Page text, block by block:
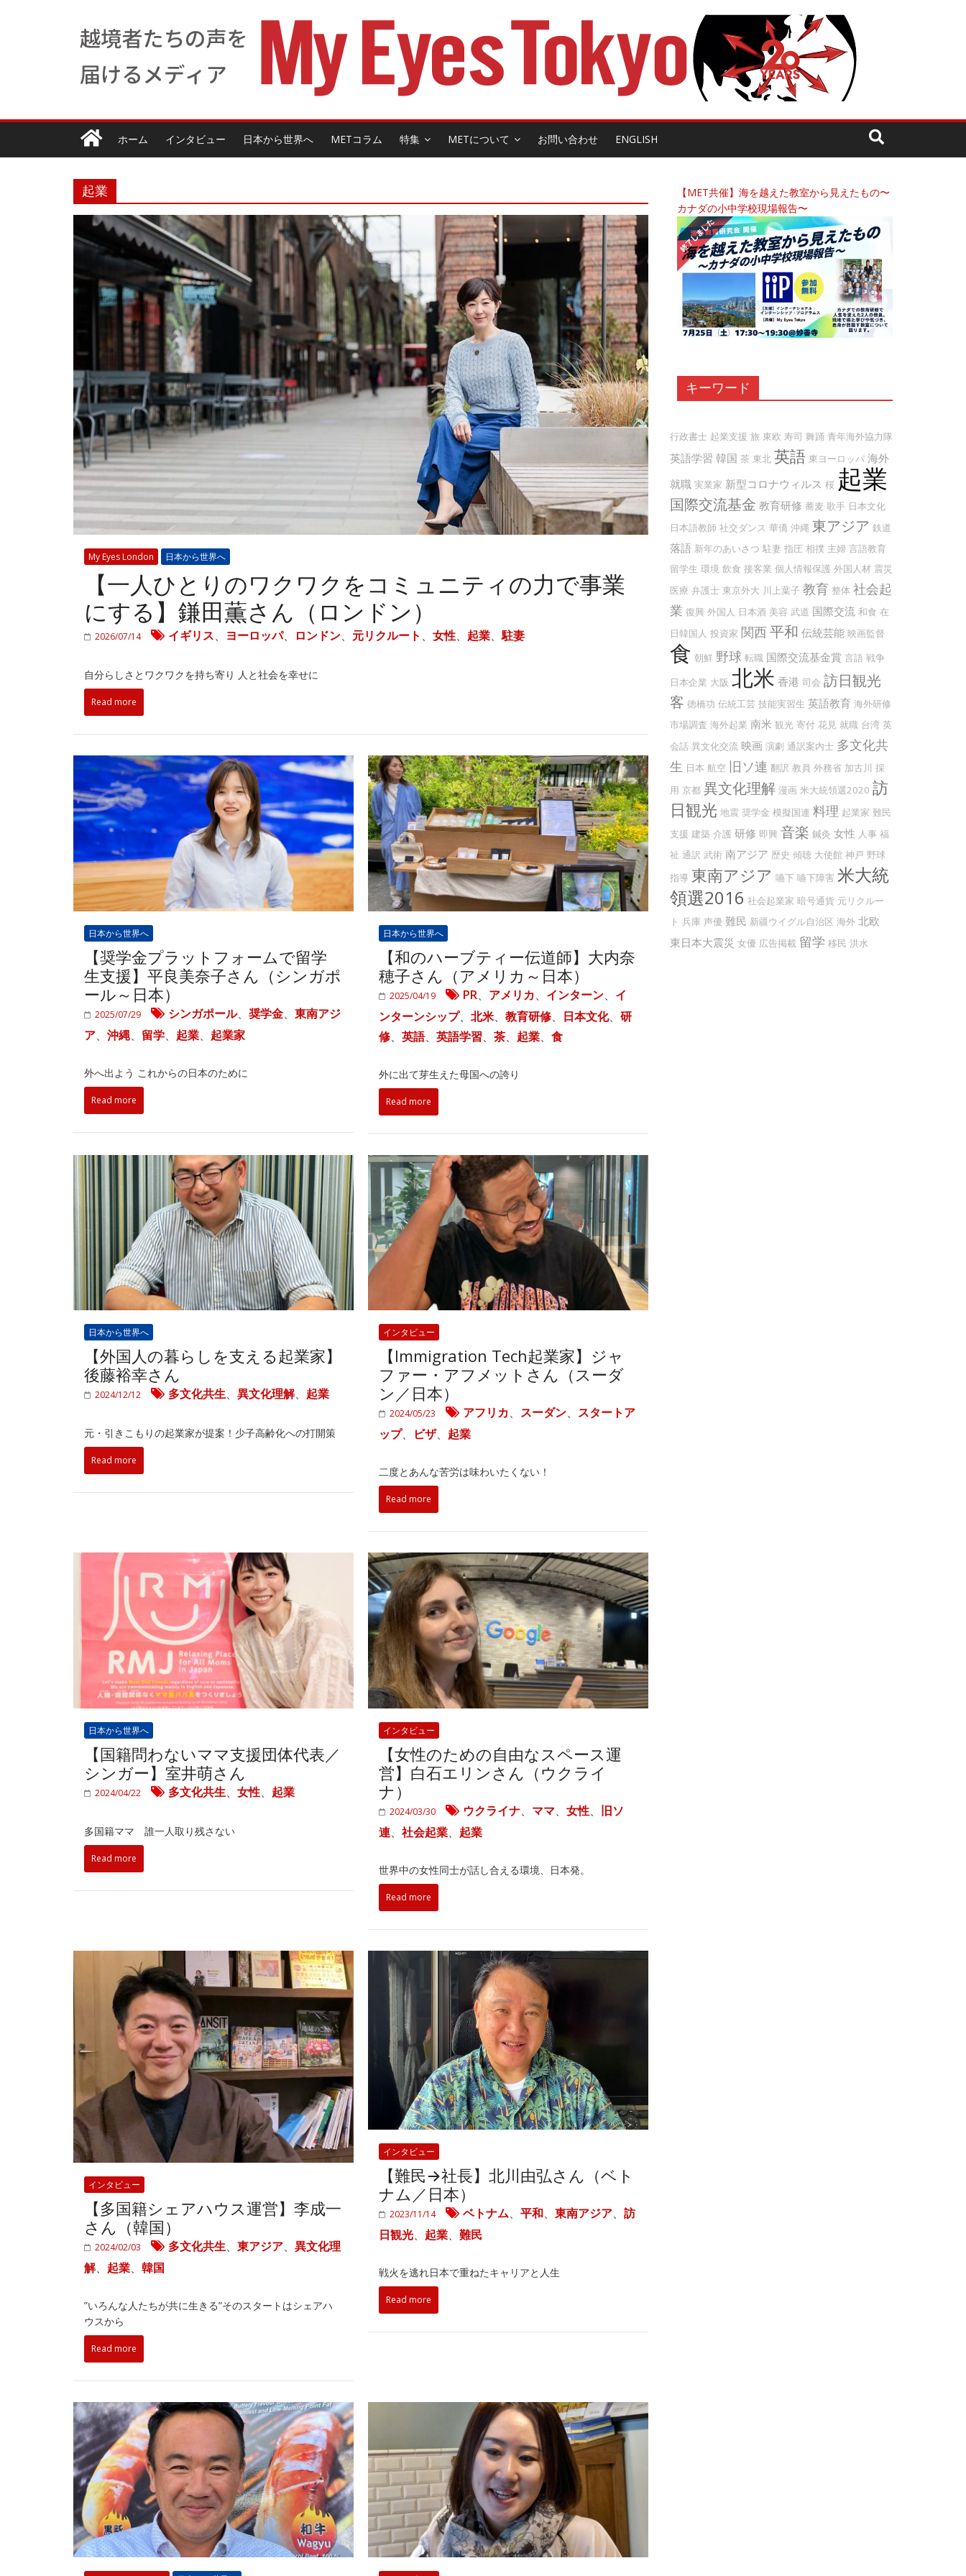
ホーム インタビュー 日本から世界へ METコラム 特集 METについて お問い合わせ ENGLISH
起業
My Eyes London 日本から世界へ
【一人ひとりのワクワクをコミュニティの力で事業
にする】鎌田薫さん（ロンドン）
2026/07/14 イギリス、 ヨーロッパ、 ロンドン、 元リクルート 、 女性、 起業、駐妻
自分らしさとワクワクを持ち寄り 人と社会を幸せに
Read more
日本から世界へ
【奨学金プラットフォームで留学
生支援】平良美奈子さん（シンガポ
ール～日本）
2025/07/29 シンガポール、 奨学金、 東南アジ
ア、 沖縄、 留学、 起業、 起業家
外へ出よう これからの日本のために
Read more
日本から世界へ
【和のハーブティー伝道師】大内奈
穂子さん（アメリカ～日本）
2025/04/19 PR、 アメリカ、 インターン、 イ
ンターンシップ、北米、教育研修、 日本文化、研
修、英語、英語学習、茶、 起業、食
外に出て芽生えた母国への誇り
Read more
日本から世界へ
【外国人の暮らしを支える起業家】
後藤裕幸さん
2024/12/12 多文化共生、 異文化理解、 起業
元・引きこもりの起業家が提案！少子高齢化への打開策
Read more
インタビュー
【Immigration Tech起業家】ジャ
ファー・アフメットさん（スーダ
ン／日本）
2024/05/23 アフリカ、 スーダン、 スタートア
ップ、 ビザ、起業
二度とあんな苦労は味わいたくない！
Read more
日本から世界へ
【国籍問わないママ支援団体代表／
シンガー】室井萌さん
2024/04/22 多文化共生、 女性、 起業
多国籍ママ 誰一人取り残さない
Read more
インタビュー
【女性のための自由なスペース運
営】白石エリンさん（ウクライ
ナ）
2024/03/30 ウクライナ、 ママ、女性、 旧ソ
連、社会起業、 起業
世界中の女性同士が話し合える環境、日本発。
Read more
インタビュー
【多国籍シェアハウス運営】李成一
さん（韓国）
2024/02/03 多文化共生、 東アジア、 異文化理
解、 起業、 韓国
”いろんな人たちが共に生きる”そのスタートはシェアハ
ウスから
Read more
インタビュー
【難民→社長】北川由弘さん（ベト
ナム／日本）
2023/11/14 ベトナム、平和、東南アジア、訪
日観光、 起業、難民
戦火を逃れ日本で重ねたキャリアと人生
Read more
【MET共催】海を越えた教室から見えたもの〜
カナダの小中学校現場報告〜
キーワード
行政書士 起業支援 旅 東欧 寿司 舞踊 青年海外協力隊
英語学習 韓国 茶 東北 英語 東ヨーロッパ 海外
就職 実業家 新型コロナウィルス 桜 起業
国際交流基金 教育研修 蕎麦 歌手 日本文化
日本語教師 社交ダンス 華僑 沖縄 東アジア 鉄道
落語 新年のあいさつ 駐妻 指圧 相撲 主婦 言語教育
留学生 環境 飲食 接客業 個人情報保護 外国人材 震災
医療 弁護士 東京外大 川上葉子 教育 整体 社会起
業 復興 外国人 日本酒 美容 武道 国際交流 和食 在
日韓国人 投資家 関西 平和 伝統芸能 映画監督
食 朝鮮 野球 転職 国際交流基金賞 言語 戦争
日本企業 大阪 北米 香港 司会 訪日観光
客 徳橋功 伝統工芸 技能実習生 英語教育 海外研修
市場調査 海外起業 南米 観光 寄付 花見 就職 台湾 英
会話 異文化交流 映画 演劇 通訳案内士 多文化共
生 日本 航空 旧ソ連 翻訳 教員 外務省 加古川 採
用 京都 異文化理解 漫画 米大統領選2020 訪
日観光 地震 奨学金 模擬国連 料理 起業家 難民
支援 建築 介護 研修 即興 音楽 鍼灸 女性 人事 福
祉 通訳 武術 南アジア 歴史 傾聴 大使館 神戸 野球
指導 東南アジア 嚥下 嚥下障害 米大統
領選2016 社会起業家 暗号通貨 元リクルー
ト 兵庫 声優 難民 新疆ウイグル自治区 海外 北欧
東日本大震災 女優 広告掲載 留学 移民 洪水